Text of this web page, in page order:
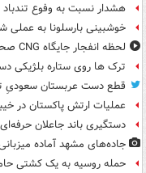
هشدار نسبت به وفوع تندباد
خوشبینی بارسلونا به عملی
لحظه انفجار جایگاه CNG صحنه در دوربین مداربسته
ترک ها روی ستاره بلژیکی
قطع دست عربستان سعودیِ
عملیات ارتش پاکستان در خیبرپختونخوا؛
دستگیری باند جاعلان
جاده‌های مشهد آماده
حمله روسیه به یک کشتی